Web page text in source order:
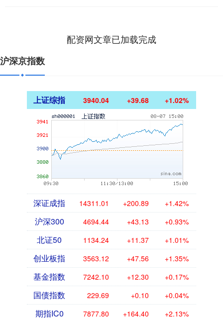
配资网文章已加载完成
沪深京指数
上证综指 3940.04 +39.68 +1.02%
深证成指 14311.01 +200.89 +1.42%
沪深300 4694.44 +43.13 +0.93%
北证50 1134.24 +11.37 +1.01%
创业板指 3563.12 +47.56 +1.35%
基金指数 7242.10 +12.30 +0.17%
国债指数 229.69 +0.10 +0.04%
期指IC0 7877.80 +164.40 +2.13%